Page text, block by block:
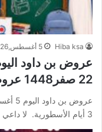
Hiba ksa 5 أغسطس,2026
22 صفر1448 عروض 3 أيام الأسطورية
3 أيام الأسطورية. لا داعي للمقارنة بعد اليوم!…